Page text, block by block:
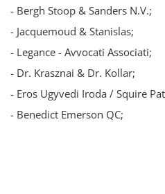
- Bergh Stoop & Sanders N.V.;
- Jacquemoud & Stanislas;
- Legance - Avvocati Associati;
- Dr. Krasznai & Dr. Kollar;
- Eros Ugyvedi Iroda / Squire
- Benedict Emerson QC;